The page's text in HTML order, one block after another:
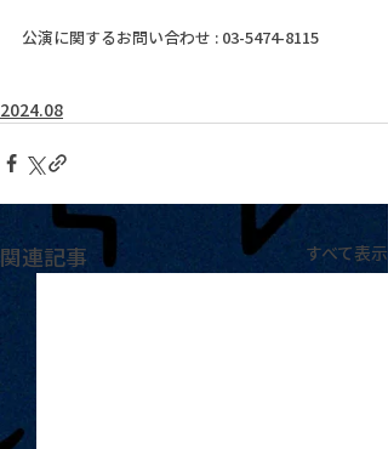
公演に関するお問い合わせ : 03-5474-8115
2024.08
関連記事 すべて表示